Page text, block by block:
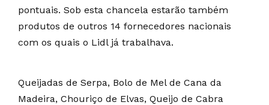
pontuais. Sob esta chancela estarão também
produtos de outros 14 fornecedores nacionais
com os quais o Lidl já trabalhava.
Queijadas de Serpa, Bolo de Mel de Cana da
Madeira, Chouriço de Elvas, Queijo de Cabra